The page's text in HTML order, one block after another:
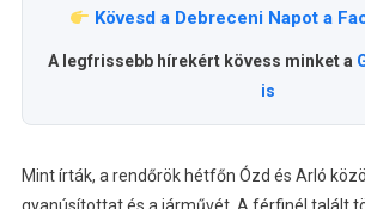
Kövesd a Debreceni Napot a
A legfrissebb hírekért kövess minket a
is
Mint írták, a rendőrök hétfőn Ózd és Arló